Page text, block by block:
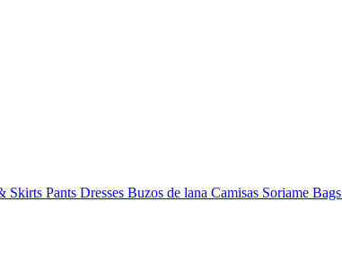
Skirts Pants Dresses Buzos de lana Camisas Soriame Bags